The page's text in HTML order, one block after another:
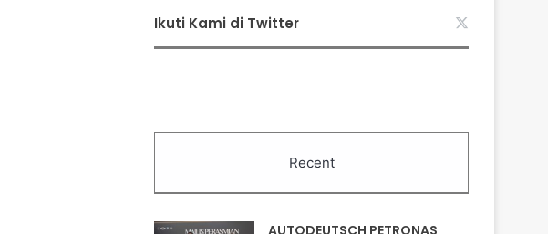
Ikuti Kami di Twitter
Recent
AUTODEUTSCH PETRONAS